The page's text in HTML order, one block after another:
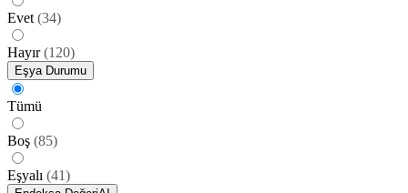
Evet (34)
Hayır (120)
Eşya Durumu
Tümü
Boş (85)
Eşyalı (41)